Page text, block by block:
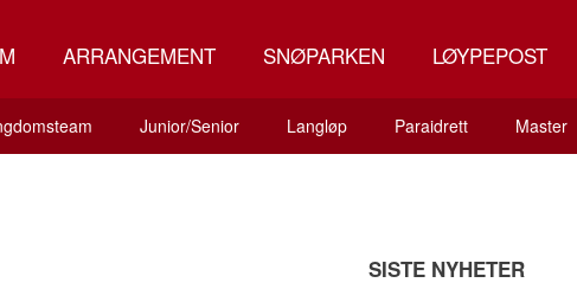
ARRANGEMENT SNØPARKEN LØYPEPOST
Junior/Senior Langløp Paraidrett Master
SISTE NYHETER